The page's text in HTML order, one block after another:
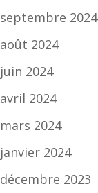
septembre 2024
août 2024
juin 2024
avril 2024
mars 2024
janvier 2024
décembre 2023